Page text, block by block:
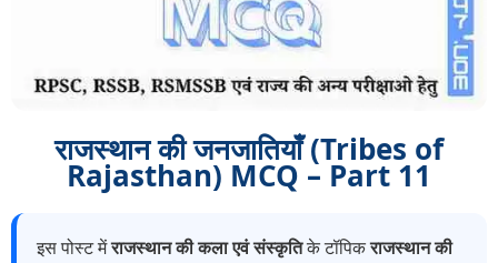
राजस्थान की जनजातियाँ (Tribes of
Rajasthan) MCQ – Part 11
इस पोस्ट मेंराजस्थान की कला एवं संस्कृतिके टॉपिकराजस्थान की